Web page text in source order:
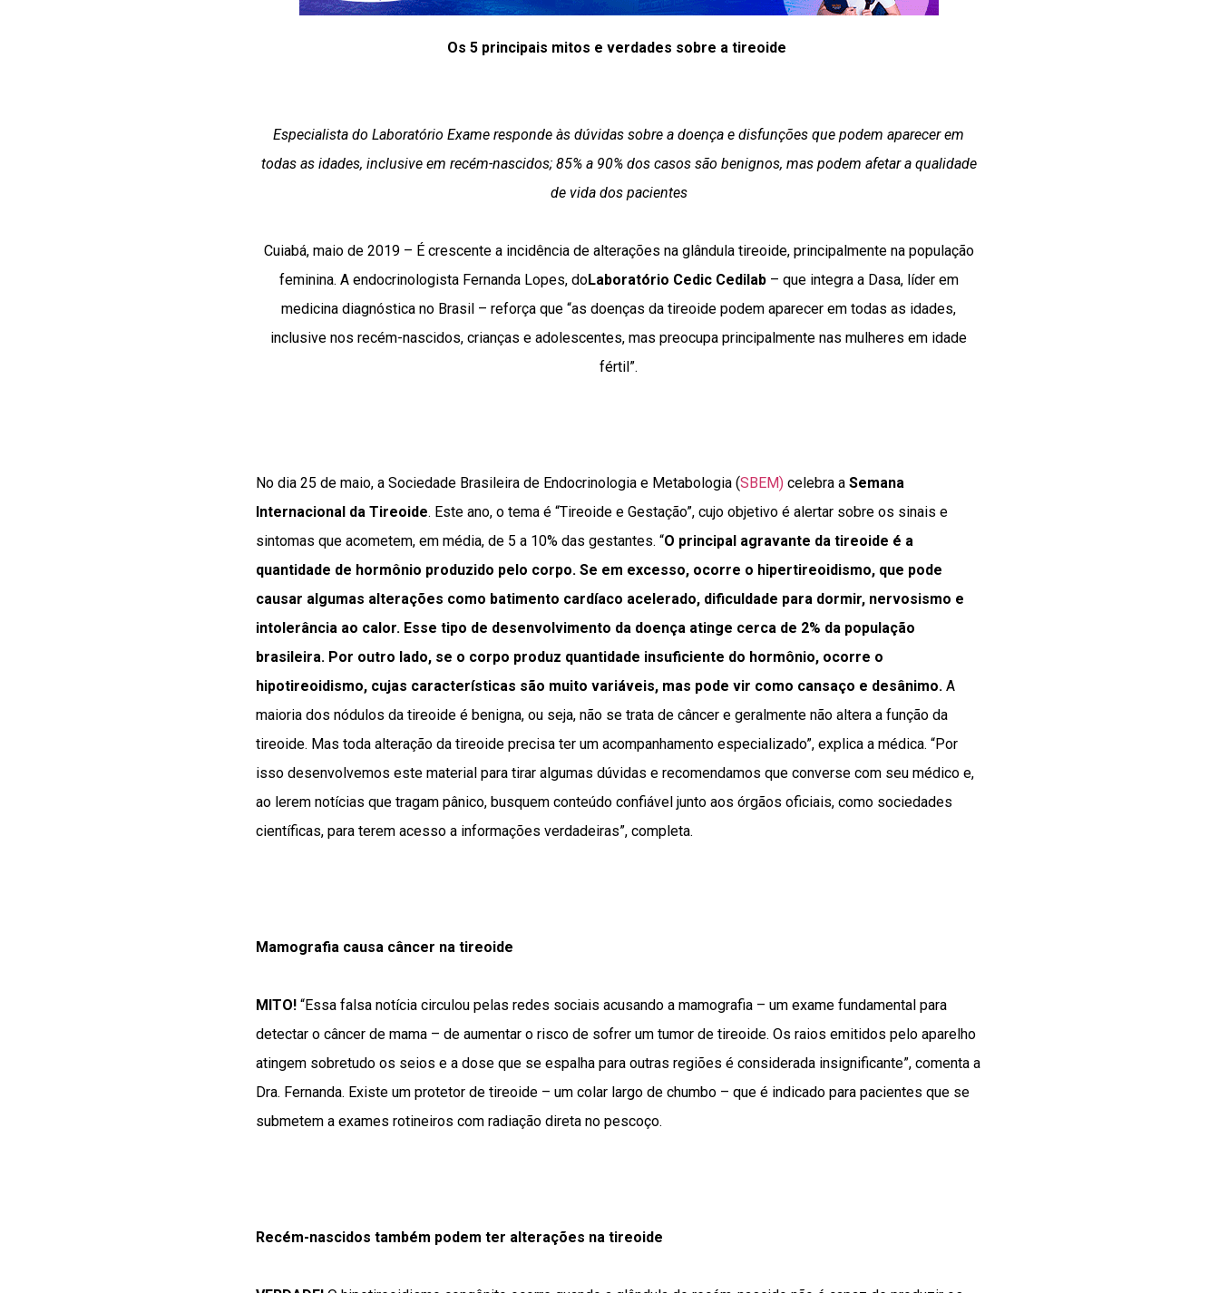
Os 5 principais mitos e verdades sobre a tireoide
Especialista do Laboratório Exame responde às dúvidas sobre a doença e disfunções que podem aparecer em
todas as idades, inclusive em recém-nascidos; 85% a 90% dos casos são benignos, mas podem afetar a qualidade
de vida dos pacientes
Cuiabá, maio de 2019 – É crescente a incidência de alterações na glândula tireoide, principalmente na população
feminina. A endocrinologista Fernanda Lopes, doLaboratório Cedic Cedilab– que integra a Dasa, líder em
medicina diagnóstica no Brasil – reforça que “as doenças da tireoide podem aparecer em todas as idades,
inclusive nos recém-nascidos, crianças e adolescentes, mas preocupa principalmente nas mulheres em idade
fértil”.
No dia 25 de maio, a Sociedade Brasileira de Endocrinologia e Metabologia (SBEM) celebra a Semana
Internacional da Tireoide. Este ano, o tema é “Tireoide e Gestação”, cujo objetivo é alertar sobre os sinais e
sintomas que acometem, em média, de 5 a 10% das gestantes. “O principal agravante da tireoide é a
quantidade de hormônio produzido pelo corpo. Se em excesso, ocorre o hipertireoidismo, que pode
causar algumas alterações como batimento cardíaco acelerado, dificuldade para dormir, nervosismo e
intolerância ao calor. Esse tipo de desenvolvimento da doença atinge cerca de 2% da população
brasileira. Por outro lado, se o corpo produz quantidade insuficiente do hormônio, ocorre o
hipotireoidismo, cujas características são muito variáveis, mas pode vir como cansaço e desânimo. A
maioria dos nódulos da tireoide é benigna, ou seja, não se trata de câncer e geralmente não altera a função da
tireoide. Mas toda alteração da tireoide precisa ter um acompanhamento especializado”, explica a médica. “Por
isso desenvolvemos este material para tirar algumas dúvidas e recomendamos que converse com seu médico e,
ao lerem notícias que tragam pânico, busquem conteúdo confiável junto aos órgãos oficiais, como sociedades
científicas, para terem acesso a informações verdadeiras”, completa.
Mamografia causa câncer na tireoide
MITO! “Essa falsa notícia circulou pelas redes sociais acusando a mamografia – um exame fundamental para
detectar o câncer de mama – de aumentar o risco de sofrer um tumor de tireoide. Os raios emitidos pelo aparelho
atingem sobretudo os seios e a dose que se espalha para outras regiões é considerada insignificante”, comenta a
Dra. Fernanda. Existe um protetor de tireoide – um colar largo de chumbo – que é indicado para pacientes que se
submetem a exames rotineiros com radiação direta no pescoço.
Recém-nascidos também podem ter alterações na tireoide